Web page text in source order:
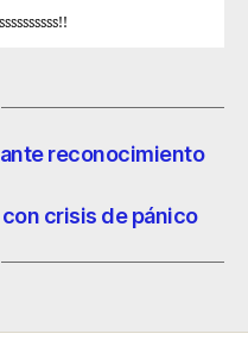
reconocimiento
con crisis de pánico